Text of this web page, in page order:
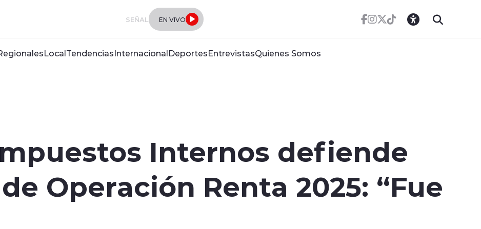
SEÑAL EN VIVO
LocalTendenciasInternacionalDeportesEntrevistasQuienes Somos
Internos defiende
Operación Renta 2025: “Fue